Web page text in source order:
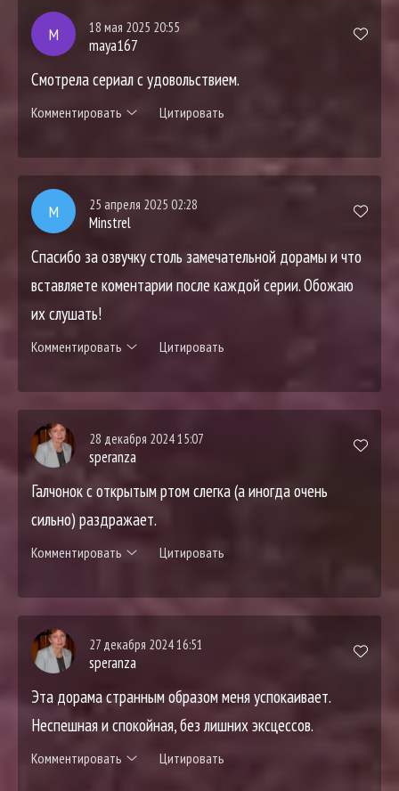
M 18 мая 2025 20:55
maya167
Смотрела сериал с удовольствием.
Комментировать Цитировать
M 25 апреля 2025 02:28
Minstrel
Спасибо за озвучку столь замечательной дорамы и что
вставляете коментарии после каждой серии. Обожаю
их слушать!
Комментировать Цитировать
28 декабря 2024 15:07
speranza
Галчонок с открытым ртом слегка (а иногда очень
сильно) раздражает.
Комментировать Цитировать
27 декабря 2024 16:51
speranza
Эта дорама странным образом меня успокаивает.
Неспешная и спокойная, без лишних эксцессов.
Комментировать Цитировать